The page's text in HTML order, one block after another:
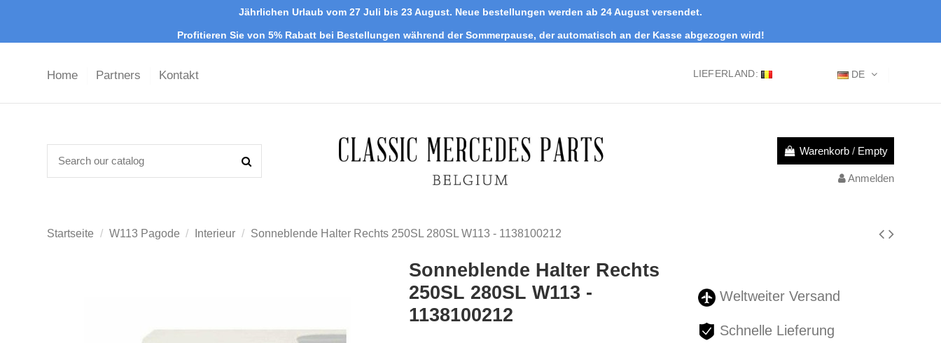
Jährlichen Urlaub vom 27 Juli bis 23 August. Neue bestellungen werden ab 24 August versendet.
Profitieren Sie von 5% Rabatt bei Bestellungen während der Sommerpause, der automatisch an der Kasse abgezogen wird!
Home Partners Kontakt DE
LIEFERLAND:
Warenkorb / Empty
Anmelden
Startseite W113 Pagode Interieur Sonneblende Halter Rechts 250SL 280SL W113 - 1138100212
Sonneblende Halter Rechts
250SL 280SL W113 -
1138100212
Weltweiter Versand
Schnelle Lieferung